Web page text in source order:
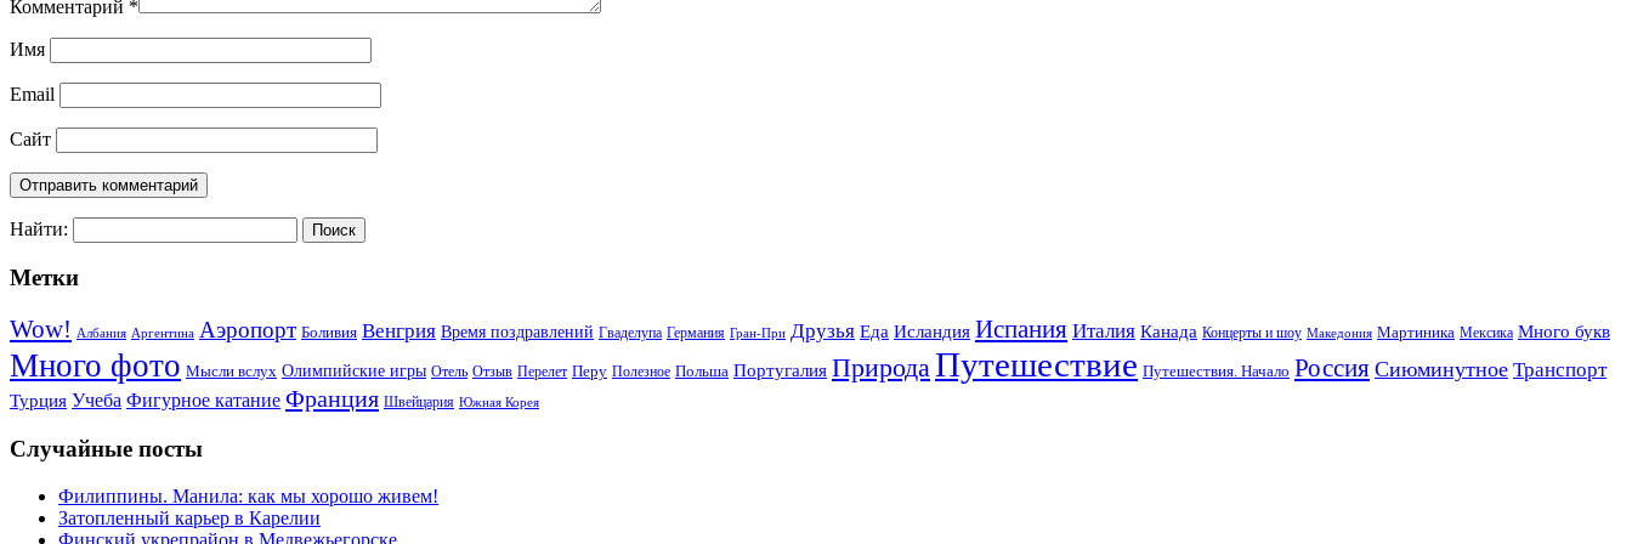
Комментарий *
Имя
Email
Сайт
Найти:
Метки
Wow! Албания Аргентина Аэропорт Боливия Венгрия Время поздравлений Гваделупа Германия Гран-При Друзья Еда Исландия Испания Италия Канада Концерты и шоу Македония Мартиника Мексика Много букв
Много фото Мысли вслух Олимпийские игры Отель Отзыв Перелет Перу Полезное Польша Португалия ПриродаПутешествие Путешествия. Начало Россия Сиюминутное Транспорт
Турция Учеба Фигурное катание Франция Швейцария Южная Корея
Случайные посты
Филиппины. Манила: как мы хорошо живем!
Затопленный карьер в Карелии
Финский укрепрайон в Медвежьегорске